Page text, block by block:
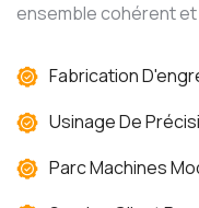
ensemble cohérent
Fabrication
Usinage De
Parc Machines